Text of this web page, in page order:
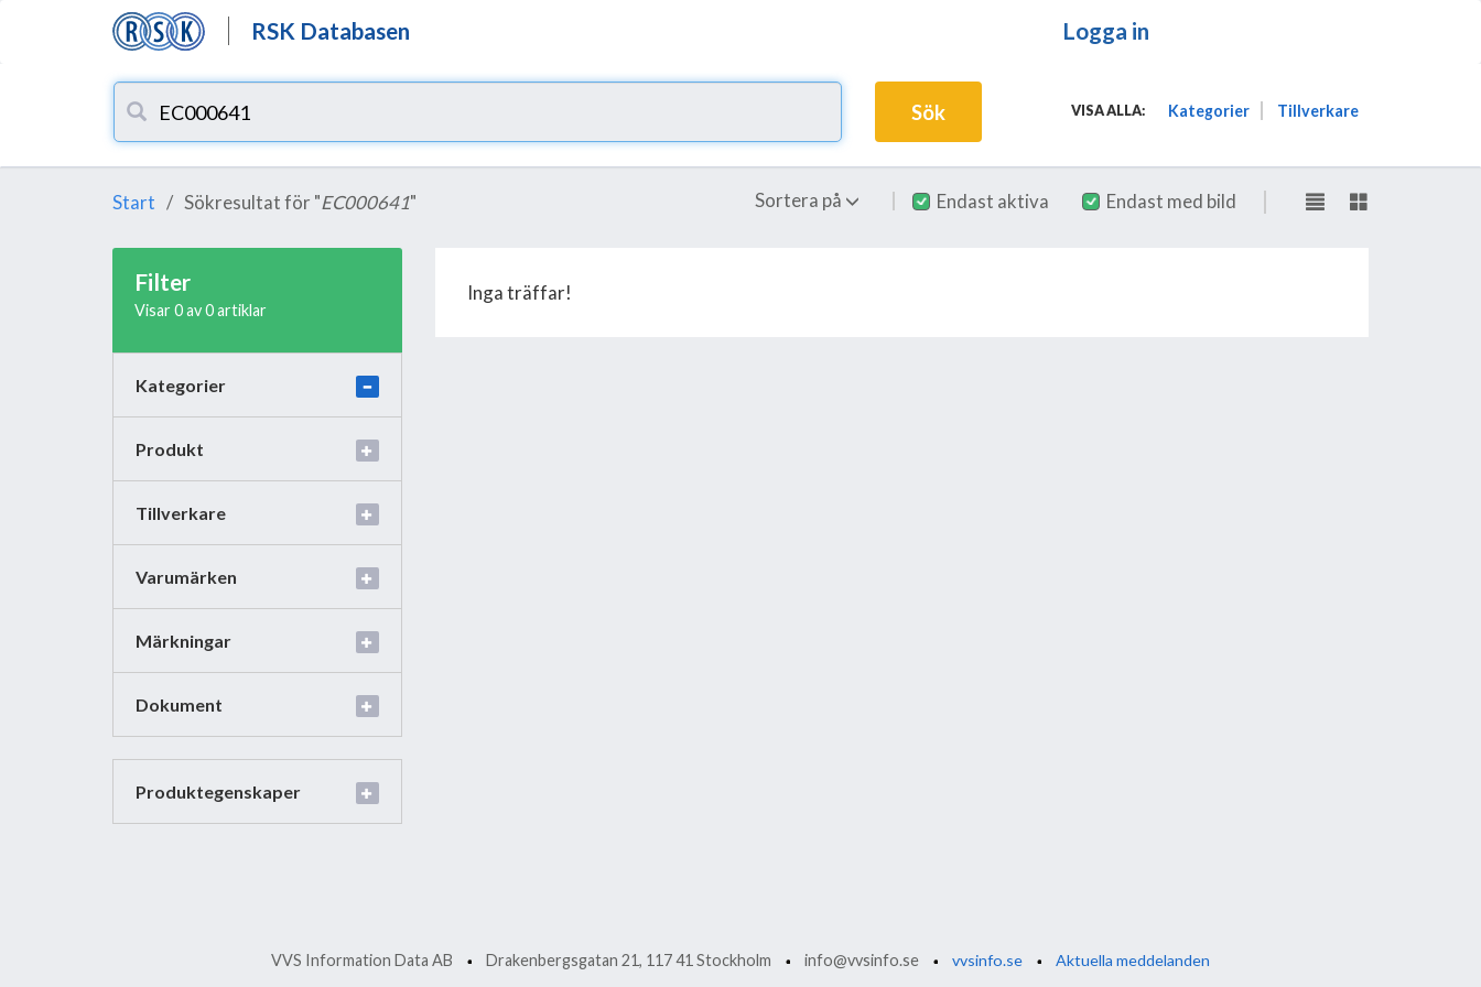
RSK Databasen Logga in
Sök VISA ALLA: Kategorier Tillverkare
Start Sökresultat för "EC000641" Sortera på Endast aktiva Endast med bild
Filter
Visar 0 av 0 artiklar
Kategorier
Produkt
Tillverkare
Varumärken
Märkningar
Dokument
Produktegenskaper
Inga träffar!
VVS Information Data AB Drakenbergsgatan 21, 117 41 Stockholm info@vvsinfo.se vvsinfo.se Aktuella meddelanden